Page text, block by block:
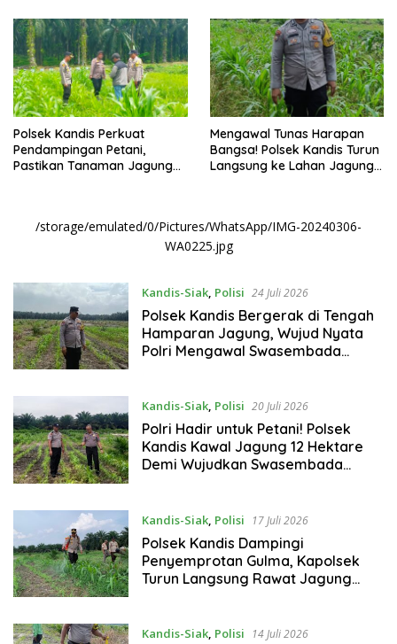
Polsek Kandis Perkuat
Pendampingan Petani,
Pastikan Tanaman Jagung
Mengawal Tunas Harapan
Bangsa! Polsek Kandis Turun
Langsung ke Lahan Jagung
/storage/emulated/0/Pictures/WhatsApp/IMG-20240306-
WA0225.jpg
Kandis-Siak, Polisi 24 Juli 2026
Polsek Kandis Bergerak di Tengah
Hamparan Jagung, Wujud Nyata
Polri Mengawal Swasembada
Kandis-Siak, Polisi 20 Juli 2026
Polri Hadir untuk Petani! Polsek
Kandis Kawal Jagung 12 Hektare
Demi Wujudkan Swasembada
Kandis-Siak, Polisi 17 Juli 2026
Polsek Kandis Dampingi
Penyemprotan Gulma, Kapolsek
Turun Langsung Rawat Jagung
Kandis-Siak, Polisi 14 Juli 2026